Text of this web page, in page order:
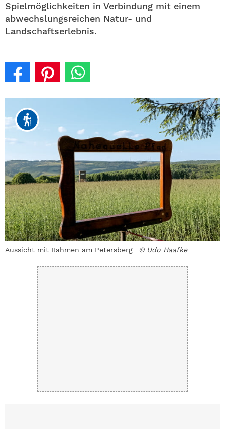
Spielmöglichkeiten in Verbindung mit einem
abwechslungsreichen Natur- und
Landschaftserlebnis.
Aussicht mit Rahmen am Petersberg © Udo Haafke